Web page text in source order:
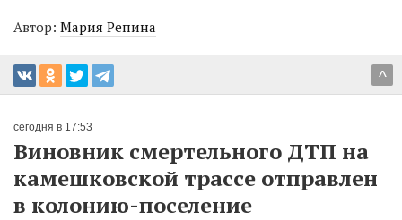
Автор: Мария Репина
^
сегодня в 17:53
Виновник смертельного ДТП на
камешковской трассе отправлен
в колонию-поселение